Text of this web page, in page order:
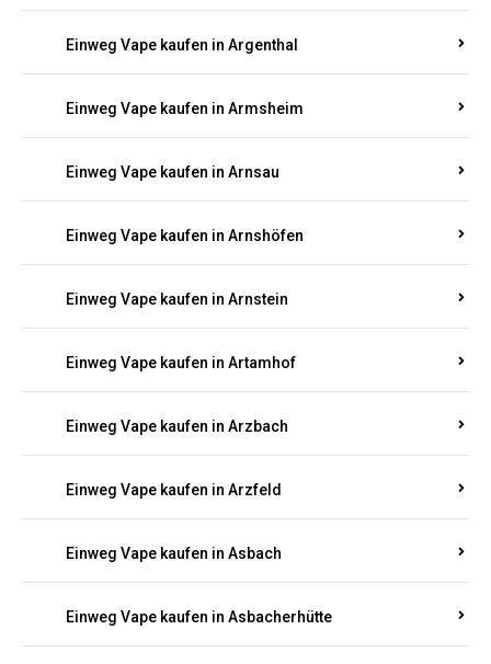
Einweg Vape kaufen in Argenthal
Einweg Vape kaufen in Armsheim
Einweg Vape kaufen in Arnsau
Einweg Vape kaufen in Arnshöfen
Einweg Vape kaufen in Arnstein
Einweg Vape kaufen in Artamhof
Einweg Vape kaufen in Arzbach
Einweg Vape kaufen in Arzfeld
Einweg Vape kaufen in Asbach
Einweg Vape kaufen in Asbacherhütte